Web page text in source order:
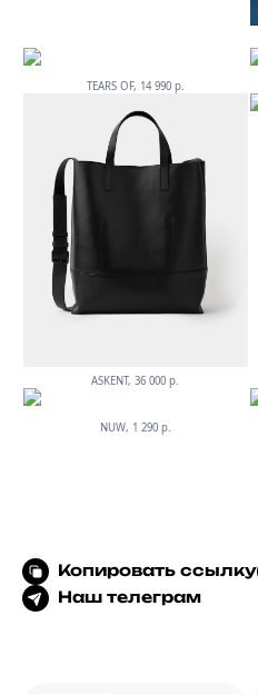
TEARS OF, 14 990 р.
ASKENT, 36 000 р.
NUW, 1 290 р.
Копировать ссылку
Наш телеграм